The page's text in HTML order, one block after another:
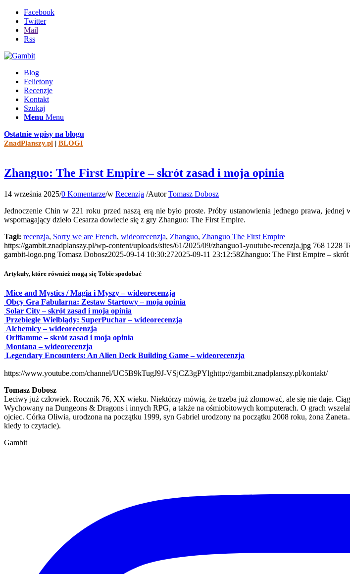
Facebook
Twitter
Mail
Rss
Blog
Felietony
Recenzje
Kontakt
Szukaj
Menu Menu
Ostatnie wpisy na blogu
ZnadPlanszy.pl | BLOGI
Zhanguo: The First Empire – skrót zasad i moja opinia
14 września 2025/0 Komentarze/w Recenzja /AutorTomasz Dobosz
Jednoczenie Chin w 221 roku przed naszą erą nie było proste. Próby ustanowienia jednego prawa,
wspomagający dzieło Cesarza dowiecie się z gry Zhanguo: The First Empire.
Tagi: recenzja, Sorry we are French, wideorecenzja, Zhanguo, Zhanguo The First Empire
https://gambit.znadplanszy.pl/wp-content/uploads/sites/61/2025/09/zhanguo1-youtube-recenzja.jpg 768 1228
gambit-logo.png Tomasz Dobosz2025-09-14 10:30:272025-09-11 23:12:58Zhanguo: The First Empire –
Artykuły, które również mogą się Tobie spodobać
Mice and Mystics / Magia i Myszy – wideorecenzja
Obcy Gra Fabularna: Zestaw Startowy – moja opinia
Solar City – skrót zasad i moja opinia
Przebiegłe Wielbłądy: SuperPuchar – wideorecenzja
Alchemicy – wideorecenzja
Oriflamme – skrót zasad i moja opinia
Montana – wideorecenzja
Legendary Encounters: An Alien Deck Building Game – wideorecenzja
https://www.youtube.com/channel/UC5B9kTugJ9J-VSjCZ3gPYlghttp://gambit.znadplanszy.pl/kontakt/
Tomasz Dobosz
Leciwy już człowiek. Rocznik 76, XX wieku. Niektórzy mówią, że trzeba już złomować, ale się nie daje.
Wychowany na Dungeons & Dragons i innych RPG, a także na ośmiobitowych komputerach. O grach
ojciec. Córka Oliwia, urodzona na początku 1999, syn Gabriel urodzony na początku 2008 roku, żona
kiedy to czytacie).
Gambit